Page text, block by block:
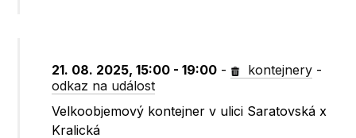
21. 08. 2025, 15:00 - 19:00 - kontejnery -
odkaz na událost
Velkoobjemový kontejner v ulici Saratovská x
Kralická